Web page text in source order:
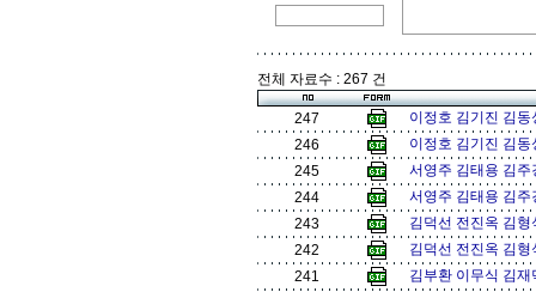
전체 자료수 : 267 건
247
이정호 김기진 김
246
이정호 김기진 김
245
서영주 김태용 김
244
서영주 김태용 김
243
김덕선 전진옥 김
242
김덕선 전진옥 김
241
김부환 이무식 김